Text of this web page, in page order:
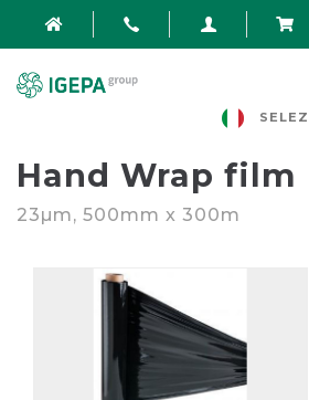
Hand Wrap film
23µm, 500mm x 300m